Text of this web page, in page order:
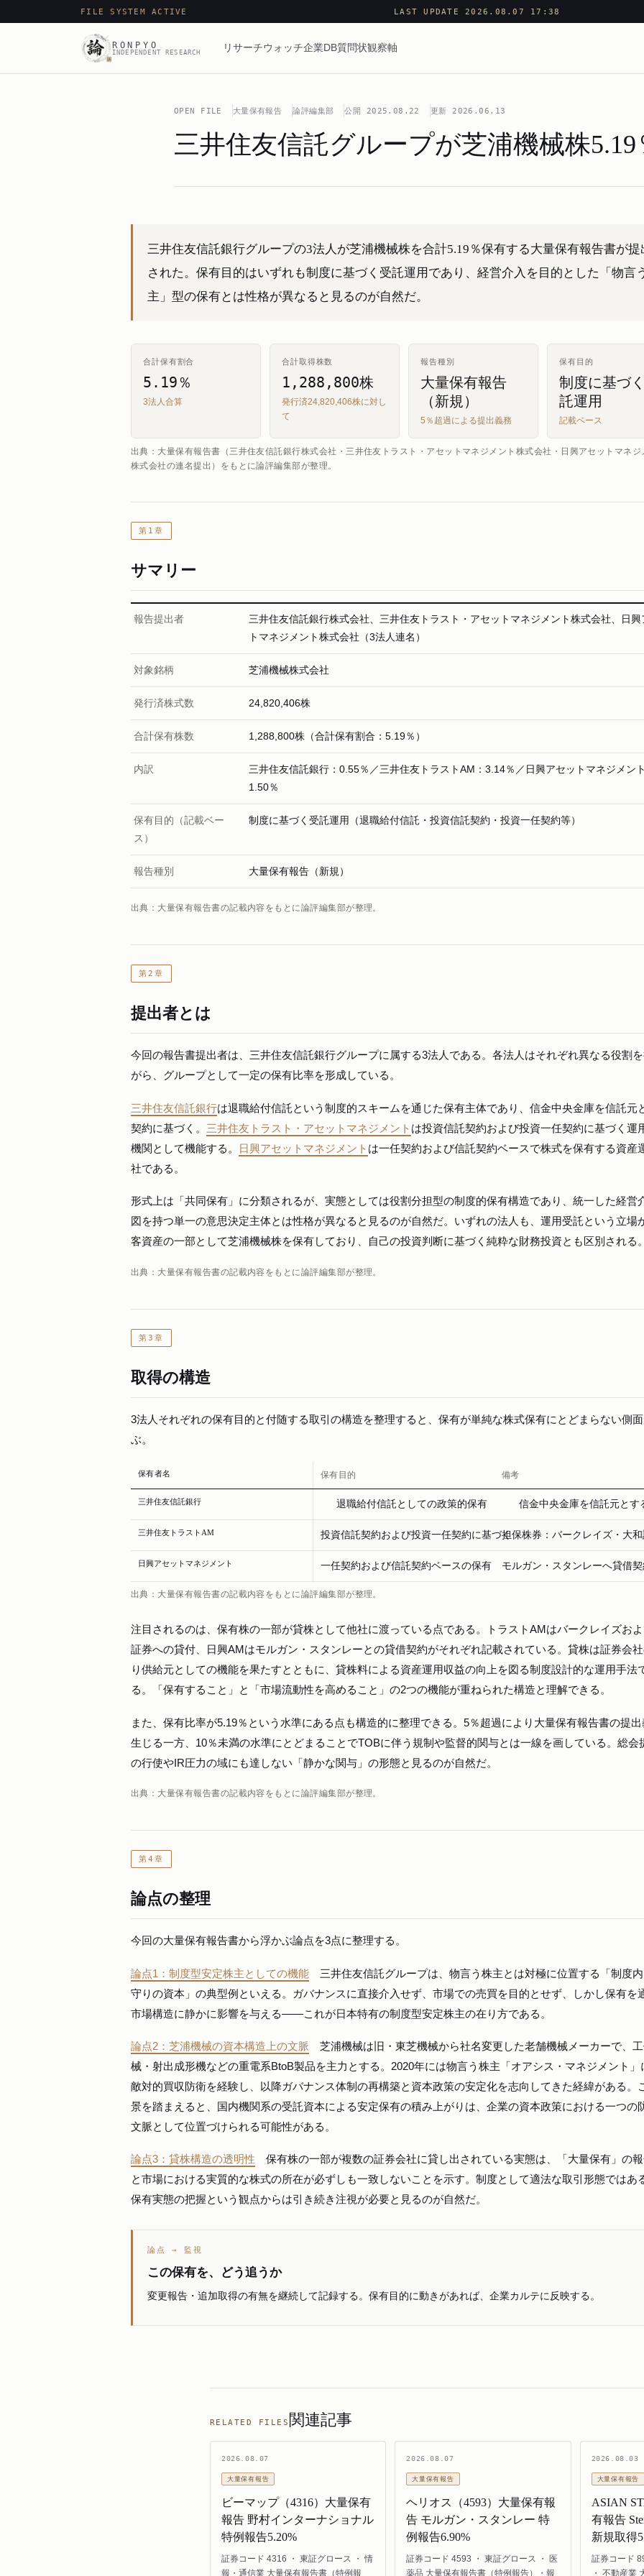
FILE SYSTEM ACTIVE LAST UPDATE 2026.08.07 17:38
RONPYO
INDEPENDENT RESEARCH リサーチウォッチ企業DB質問状観察軸
OPEN FILE 大量保有報告 論評編集部 公開 2025.08.22 更新 2026.06.13
三井住友信託グループが芝浦機械株5.19
三井住友信託銀行グループの3法人が芝浦機械株を合計5.19％保有する大量保有報告書が提
された。保有目的はいずれも制度に基づく受託運用であり、経営介入を目的とした「物言
主」型の保有とは性格が異なると見るのが自然だ。
合計保有割合
5.19％
3法人合算
合計取得株数
1,288,800株
発行済24,820,406株に対し
て
報告種別
大量保有報告
（新規）
5％超過による提出義務
保有目的
制度に基づ
託運用
記載ベース
出典：大量保有報告書（三井住友信託銀行株式会社・三井住友トラスト・アセットマネジメント株式会社・日興アセットマネジ
株式会社の連名提出）をもとに論評編集部が整理。
第1章
サマリー
報告提出者
三井住友信託銀行株式会社、三井住友トラスト・アセットマネジメント株式会社、日興
トマネジメント株式会社（3法人連名）
対象銘柄 芝浦機械株式会社
発行済株式数 24,820,406株
合計保有株数 1,288,800株（合計保有割合：5.19％）
内訳
三井住友信託銀行：0.55％／三井住友トラストAM：3.14％／日興アセットマネジメン
1.50％
保有目的（記載ベー
ス）
制度に基づく受託運用（退職給付信託・投資信託契約・投資一任契約等）
報告種別 大量保有報告（新規）
出典：大量保有報告書の記載内容をもとに論評編集部が整理。
第2章
提出者とは
今回の報告書提出者は、三井住友信託銀行グループに属する3法人である。各法人はそれぞれ異なる役割
がら、グループとして一定の保有比率を形成している。
三井住友信託銀行は退職給付信託という制度的スキームを通じた保有主体であり、信金中央金庫を信託元
契約に基づく。 三井住友トラスト・アセットマネジメント は投資信託契約および投資一任契約に基づく運
機関として機能する。
日興アセットマネジメント は一任契約および信託契約ベースで株式を保有する資産
社である。
形式上は「共同保有」に分類されるが、実態としては役割分担型の制度的保有構造であり、統一した経営
図を持つ単一の意思決定主体とは性格が異なると見るのが自然だ。いずれの法人も、運用受託という立場
客資産の一部として芝浦機械株を保有しており、自己の投資判断に基づく純粋な財務投資とも区別される
出典：大量保有報告書の記載内容をもとに論評編集部が整理。
第3章
取得の構造
3法人それぞれの保有目的と付随する取引の構造を整理すると、保有が単純な株式保有にとどまらない側
ぶ。
保有者名 保有目的 備考
三井住友信託銀行 退職給付信託としての政策的保有 信金中央金庫を信託元とす
三井住友トラストAM 投資信託契約および投資一任契約に基づく担保株券：バークレイズ・大
日興アセットマネジメント 一任契約および信託契約ベースの保有 モルガン・スタンレーへ貸借
出典：大量保有報告書の記載内容をもとに論評編集部が整理。
注目されるのは、保有株の一部が貸株として他社に渡っている点である。トラストAMはバークレイズお
証券への貸付、日興AMはモルガン・スタンレーとの貸借契約がそれぞれ記載されている。貸株は証券会
り供給元としての機能を果たすとともに、貸株料による資産運用収益の向上を図る制度設計的な運用手法
る。「保有すること」と「市場流動性を高めること」の2つの機能が重ねられた構造と理解できる。
また、保有比率が5.19％という水準にある点も構造的に整理できる。5％超過により大量保有報告書の提
生じる一方、10％未満の水準にとどまることでTOBに伴う規制や監督的関与とは一線を画している。総会
の行使やIR圧力の域にも達しない「静かな関与」の形態と見るのが自然だ。
出典：大量保有報告書の記載内容をもとに論評編集部が整理。
第4章
論点の整理
今回の大量保有報告書から浮かぶ論点を3点に整理する。
論点1：制度型安定株主としての機能 三井住友信託グループは、物言う株主とは対極に位置する「制度
守りの資本」の典型例といえる。ガバナンスに直接介入せず、市場での売買を目的とせず、しかし保有を
市場構造に静かに影響を与える——これが日本特有の制度型安定株主の在り方である。
論点2：芝浦機械の資本構造上の文脈 芝浦機械は旧・東芝機械から社名変更した老舗機械メーカーで、
械・射出成形機などの重電系BtoB製品を主力とする。2020年には物言う株主「オアシス・マネジメント」
敵対的買収防衛を経験し、以降ガバナンス体制の再構築と資本政策の安定化を志向してきた経緯がある。
景を踏まえると、国内機関系の受託資本による安定保有の積み上がりは、企業の資本政策における一つの
文脈として位置づけられる可能性がある。
論点3：貸株構造の透明性 保有株の一部が複数の証券会社に貸し出されている実態は、「大量保有」の
と市場における実質的な株式の所在が必ずしも一致しないことを示す。制度として適法な取引形態ではあ
保有実態の把握という観点からは引き続き注視が必要と見るのが自然だ。
論点 → 監視
この保有を、どう追うか
変更報告・追加取得の有無を継続して記録する。保有目的に動きがあれば、企業カルテに反映する。
RELATED FILES 関連記事
2026.08.07
大量保有報告
ビーマップ（4316）大量保有
報告 野村インターナショナル
特例報告5.20%
証券コード 4316 ・ 東証グロース ・ 情
報・通信業 大量保有報告書（特例報
2026.08.07
大量保有報告
ヘリオス（4593）大量保有報
告 モルガン・スタンレー 特
例報告6.90%
証券コード 4593 ・ 東証グロース ・ 医
薬品 大量保有報告書（特例報告）・報
2026.08.03
大量保有報告
ASIAN
有報告
新規取得
証券コード
・ 不動産業